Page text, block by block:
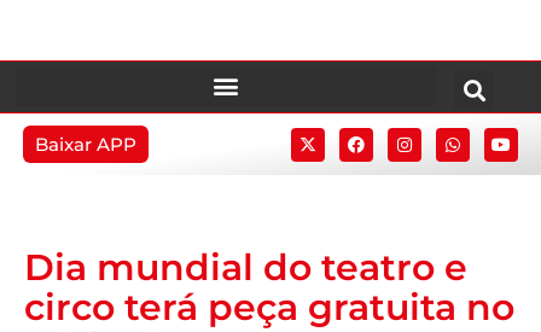
Baixar APP
Dia mundial do teatro e
circo terá peça gratuita no